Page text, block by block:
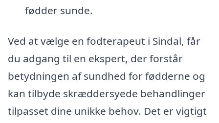
fødder sunde.
Ved at vælge en fodterapeut i Sindal, får
du adgang til en ekspert, der forstår
betydningen af sundhed for fødderne og
kan tilbyde skræddersyede behandlinger
tilpasset dine unikke behov. Det er vigtigt